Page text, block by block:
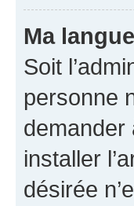
Ma
Soit
personne
demander
installer
désirée